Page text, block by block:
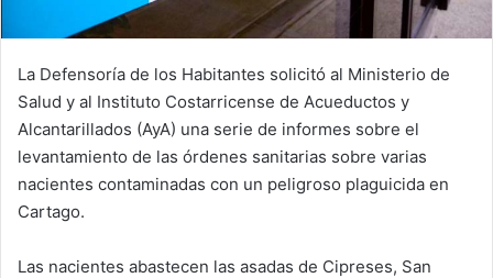
La Defensoría de los Habitantes solicitó al Ministerio de
Salud y al Instituto Costarricense de Acueductos y
Alcantarillados (AyA) una serie de informes sobre el
levantamiento de las órdenes sanitarias sobre varias
nacientes contaminadas con un peligroso plaguicida en
Cartago.
Las nacientes abastecen las asadas de Cipreses, San